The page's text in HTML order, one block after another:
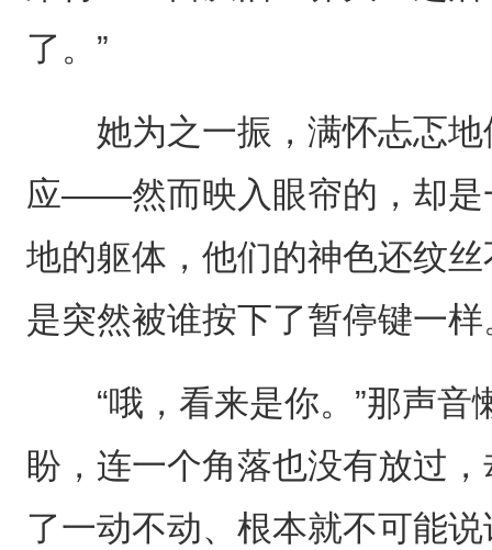
了。”
她为之一振，满怀忐忑地
应——然而映入眼帘的，却是
地的躯体，他们的神色还纹
是突然被谁按下了暂停键一样
“哦，看来是你。”那声音
盼，连一个角落也没有放过
了一动不动、根本就不可能